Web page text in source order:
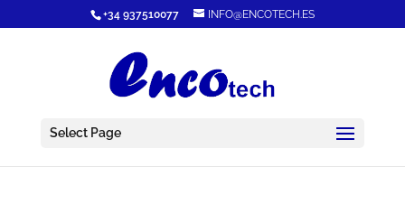
+34 937510077 INFO@ENCOTECH.ES
Select Page